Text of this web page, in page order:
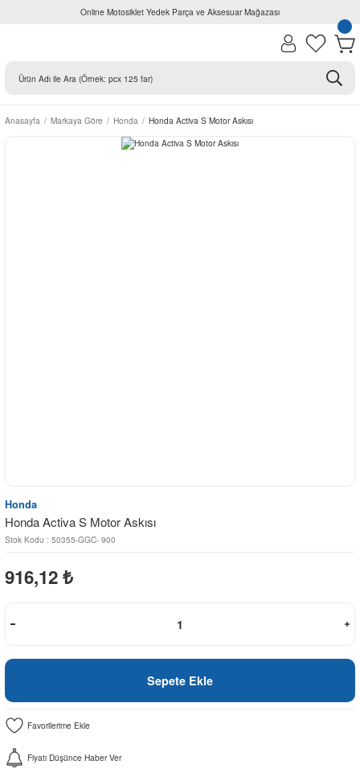
Online Motosiklet Yedek Parça ve Aksesuar Mağazası
Anasayfa Markaya Göre Honda Honda Activa S Motor Askısı
Honda
Honda Activa S Motor Askısı
Stok Kodu : 50355-GGC- 900
916,12 ₺
Sepete Ekle
Fiyatı Düşünce Haber Ver